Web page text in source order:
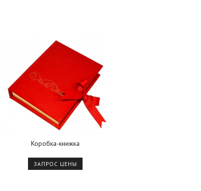
Коробка-книжка
ЗАПРОС ЦЕНЫ